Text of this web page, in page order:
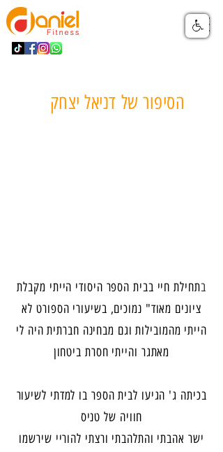
הסיפור של דניאל יצחק
בתחילת חיי בבית הספר היסודי הייתי מקבלת
ציונים מאוד" נמוכים, בשיעורי הספורט לא
הייתי מהמובילות וגם מבחינה חברתית היה לי
מאתגר והייתי חסרת ביטחון
בכיתה ג' הגיעו לבית הספר בו למדתי לשיעור
חוויה של טניס
ישר אהבתי והתלהבתי ורצתי להוריי שירשמו